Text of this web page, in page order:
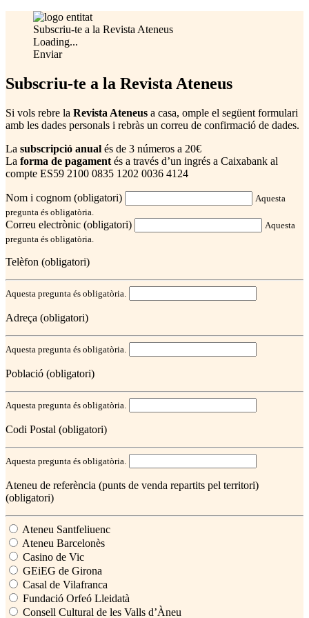
Subscriu-te a la Revista Ateneus
Loading...
Enviar
Subscriu-te a la Revista Ateneus
Si vols rebre la Revista Ateneus a casa, omple el següent formulari
amb les dades personals i rebràs un correu de confirmació de dades.
La subscripció anual és de 3 números a 20€
La forma de pagament és a través d’un ingrés a Caixabank al
compte ES59 2100 0835 1202 0036 4124
Nom i cognom (obligatori)
Aquesta
pregunta és obligatòria.
Correu electrònic (obligatori)
Aquesta
pregunta és obligatòria.
Telèfon (obligatori)
Aquesta pregunta és obligatòria.
Adreça (obligatori)
Aquesta pregunta és obligatòria.
Població (obligatori)
Aquesta pregunta és obligatòria.
Codi Postal (obligatori)
Aquesta pregunta és obligatòria.
Ateneu de referència (punts de venda repartits pel territori)
(obligatori)
Ateneu Santfeliuenc
Ateneu Barcelonès
Casino de Vic
GEiEG de Girona
Casal de Vilafranca
Fundació Orfeó Lleidatà
Consell Cultural de les Valls d’Àneu